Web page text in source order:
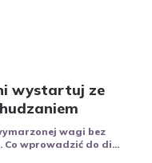
wystartuj ze
wagi bez
Co wprowadzić do di...